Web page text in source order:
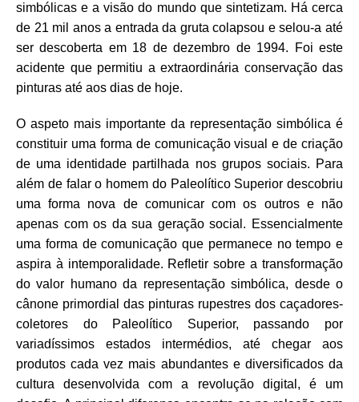
simbólicas e a visão do mundo que sintetizam. Há cerca
de 21 mil anos a entrada da gruta colapsou e selou-a até
ser descoberta em 18 de dezembro de 1994. Foi este
acidente que permitiu a extraordinária conservação das
pinturas até aos dias de hoje.
O aspeto mais importante da representação simbólica é
constituir uma forma de comunicação visual e de criação
de uma identidade partilhada nos grupos sociais. Para
além de falar o homem do Paleolítico Superior descobriu
uma forma nova de comunicar com os outros e não
apenas com os da sua geração social. Essencialmente
uma forma de comunicação que permanece no tempo e
aspira à intemporalidade. Reﬂetir sobre a transformação
do valor humano da representação simbólica, desde o
cânone primordial das pinturas rupestres dos caçadores-
coletores do Paleolítico Superior, passando por
variadíssimos estados intermédios, até chegar aos
produtos cada vez mais abundantes e diversiﬁcados da
cultura desenvolvida com a revolução digital, é um